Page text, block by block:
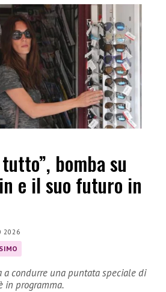
bomba su
e il suo futuro in
2026
a condurre una puntata speciale di
in programma.